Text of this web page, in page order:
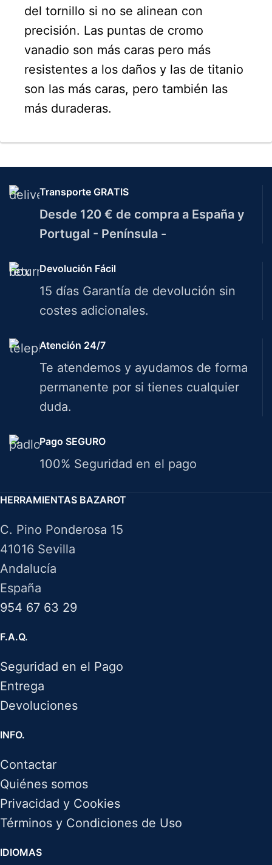
del tornillo si no se alinean con
precisión. Las puntas de cromo
vanadio son más caras pero más
resistentes a los daños y las de titanio
son las más caras, pero también las
más duraderas.
Transporte GRATIS
Desde 120 € de compra a España y
Portugal - Península -
Devolución Fácil
15 días Garantía de devolución sin
costes adicionales.
Atención 24/7
Te atendemos y ayudamos de forma
permanente por si tienes cualquier
duda.
Pago SEGURO
100% Seguridad en el pago
HERRAMIENTAS BAZAROT
C. Pino Ponderosa 15
41016 Sevilla
Andalucía
España
954 67 63 29
F.A.Q.
Seguridad en el Pago
Entrega
Devoluciones
INFO.
Contactar
Quiénes somos
Privacidad y Cookies
Términos y Condiciones de Uso
IDIOMAS